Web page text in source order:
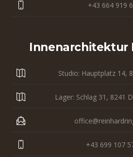
+43 664 919
Innenarchitektur
Studio: Hauptplatz 14,
Lager: Schlag 31, 8241
+43 699 107